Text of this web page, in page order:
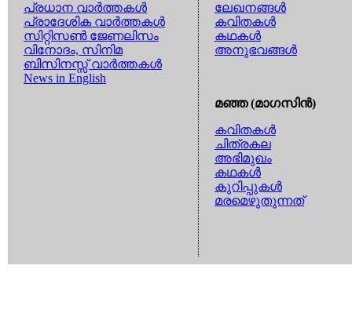
പ്രധാന വാര്‍ത്തകള്‍
പ്രാദേശിക വാര്‍ത്തകള്‍
സിറ്റിസണ്‍ ജേണലിസം
വിനോദം, സിനിമ
ബിസിനസ്സ് വാര്‍ത്തകള്‍
News in English
ലേഖനങ്ങള്‍
കവിതകള്‍
കഥകള്‍
അനുഭവങ്ങള്‍
മഞ്ഞ (മാഗസിന്‍)
കവിതകള്‍
ചിത്രകല
അഭിമുഖം
കഥകള്‍
കുറിപ്പുകള്‍
മരമെഴുതുന്നത്